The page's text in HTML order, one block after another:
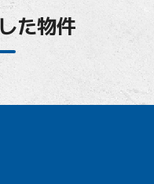
た物件